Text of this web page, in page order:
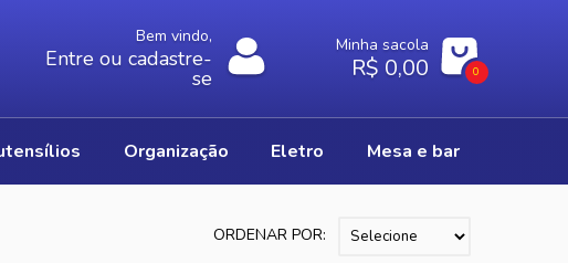
Bem vindo,
Entre ou cadastre-
se
Minha sacola
R$ 0,00 0
organização eletro mesa e bar
ORDENAR POR: